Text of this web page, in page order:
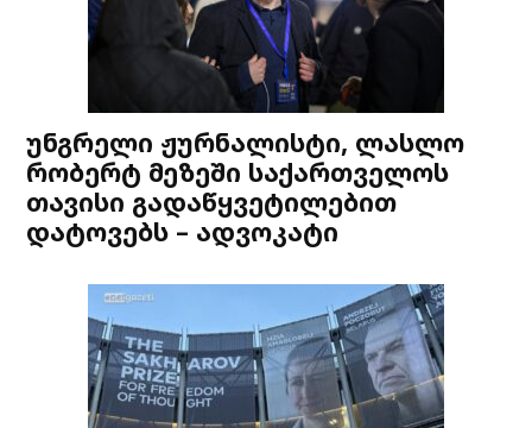
უნგრელი ჟურნალისტი, ლასლო
რობერტ მეზეში საქართველოს
თავისი გადაწყვეტილებით
დატოვებს – ადვოკატი